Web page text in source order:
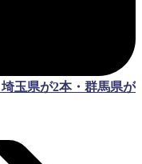
玉県が2本・群馬県が